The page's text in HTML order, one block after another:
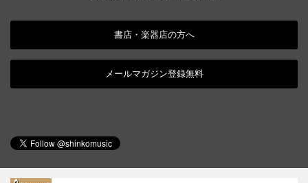
書店・楽器店の方へ
メールマガジン登録無料